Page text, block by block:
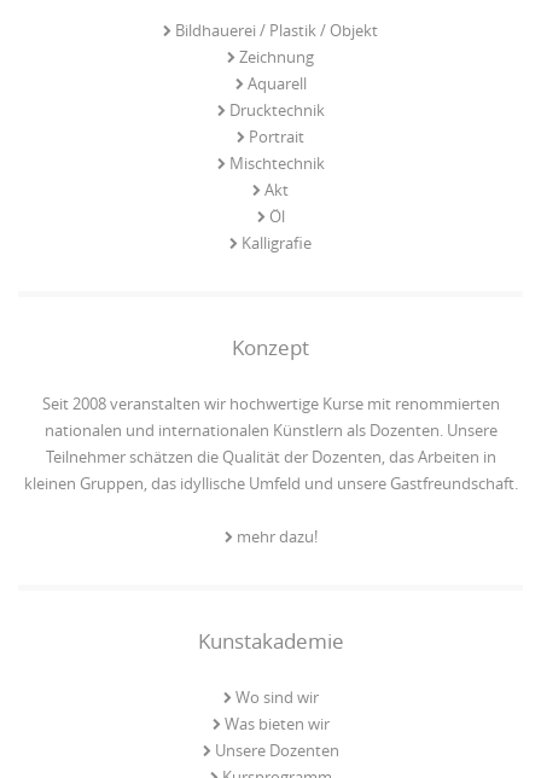
Bildhauerei / Plastik / Objekt
Zeichnung
Aquarell
Drucktechnik
Portrait
Mischtechnik
Akt
Öl
Kalligrafie
Konzept
Seit 2008 veranstalten wir hochwertige Kurse mit renommierten
nationalen und internationalen Künstlern als Dozenten. Unsere
Teilnehmer schätzen die Qualität der Dozenten, das Arbeiten in
kleinen Gruppen, das idyllische Umfeld und unsere Gastfreundschaft.
mehr dazu!
Kunstakademie
Wo sind wir
Was bieten wir
Unsere Dozenten